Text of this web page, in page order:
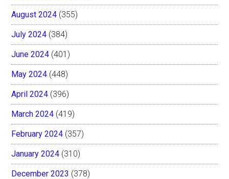
August 2024 (355)
July 2024 (384)
June 2024 (401)
May 2024 (448)
April 2024 (396)
March 2024 (419)
February 2024 (357)
January 2024 (310)
December 2023 (378)